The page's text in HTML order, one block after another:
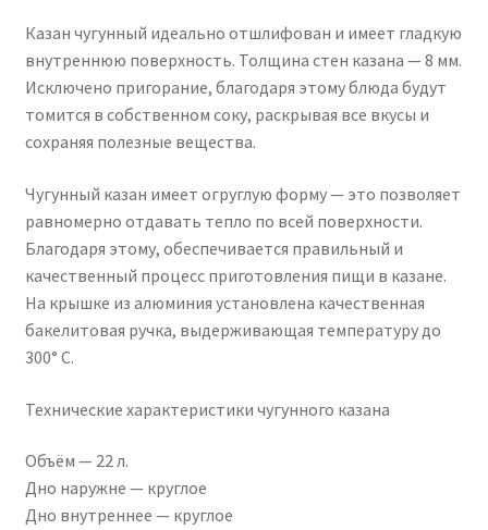
Казан чугунный идеально отшлифован и имеет гладкую
внутреннюю поверхность. Толщина стен казана — 8 мм.
Исключено пригорание, благодаря этому блюда будут
томится в собственном соку, раскрывая все вкусы и
сохраняя полезные вещества.
Чугунный казан имеет огруглую форму — это позволяет
равномерно отдавать тепло по всей поверхности.
Благодаря этому, обеспечивается правильный и
качественный процесс приготовления пищи в казане.
На крышке из алюминия установлена качественная
бакелитовая ручка, выдерживающая температуру до
300° C.
Технические характеристики чугунного казана
Объём — 22 л.
Дно наружне — круглое
Дно внутреннее — круглое